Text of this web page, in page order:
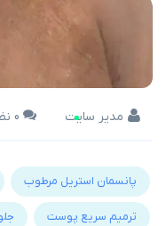
مدیر سایت
پانسمان استریل مرطوب
ترمیم سریع پوست